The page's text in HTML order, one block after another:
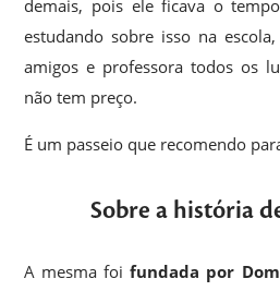
demais, pois ele ficava o
estudando sobre isso na
amigos e professora todos os
não tem preço.
É um passeio que recomendo
Sobre a história
A mesma foifundada por